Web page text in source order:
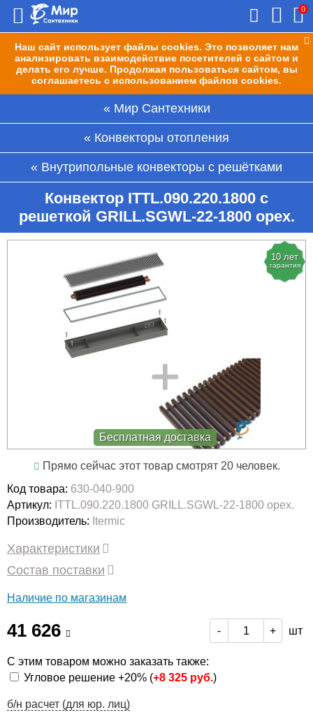
Наш сайт использует файлы cookies. Это позволяет нам
анализировать взаимодействие посетителей с сайтом и
делать его лучше. Продолжая пользоваться сайтом, вы
соглашаетесь с использованием файлов cookies.
0
Мир Сантехники
Конвекторы отопления
Внутрипольные конвекторы с решётками
Конвектор ITTL.090.220.1800 с
решеткой GRILL.SGWL-22-1800 орех.
10 лет
гарантия
Бесплатная доставка
Прямо сейчас этот товар смотрят 20 человек.
Код товара: 630-040-900
Артикул: ITTL.090.220.1800 GRILL.SGWL-22-1800 орех.
Производитель: Itermic
Характеристики
Состав поставки
Наличие по магазинам
41 626 - + шт
С этим товаром можно заказать также:
Угловое решение +20% (+8 325 руб.)
б/н расчет (для юр. лиц)